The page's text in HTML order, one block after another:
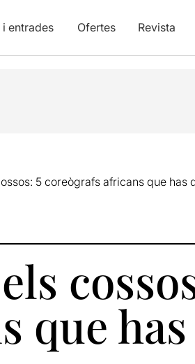
entrades Ofertes Revista
5 coreògrafs africans que has
que